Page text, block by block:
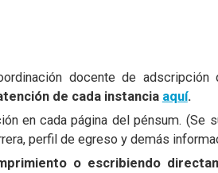
docente de
de cada instancia aquí.
en cada página del pénsum. (Se
perfil de egreso y demás
o escribiendo